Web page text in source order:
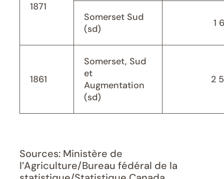
1871
Somerset Sud
(sd)
1
1861
Somerset, Sud
et
Augmentation
(sd)
2
Sources: Ministère de
l’Agriculture/Bureau fédéral de la